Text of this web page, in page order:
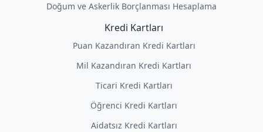
Doğum ve Askerlik Borçlanması Hesaplama
Kredi Kartları
Puan Kazandıran Kredi Kartları
Mil Kazandıran Kredi Kartları
Ticari Kredi Kartları
Öğrenci Kredi Kartları
Aidatsız Kredi Kartları